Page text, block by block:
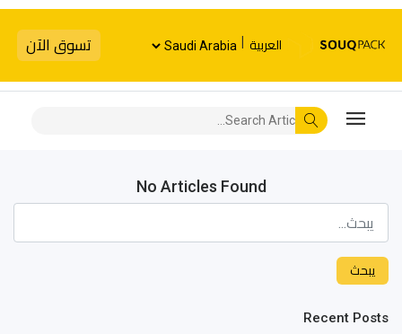
العربية | تسوق الآن
No Articles Found
يبحث
Recent Posts